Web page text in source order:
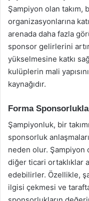
Şampiyon olan takım,
organizasyonlarına
arenada daha fazla
sponsor gelirlerini
yükselmesine katkı
kulüplerin mali
kaynağıdır.
Forma
Şampiyonluk, bir
sponsorluk
neden olur. Şampiyon
diğer ticari ortaklıklar
edebilirler. Özellikle,
ilgisi çekmesi ve